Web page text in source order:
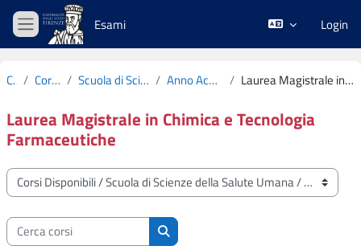
Vai al contenuto principale
Pannello laterale
Esami Login
Corsi Corsi Disponibili Scuola di Scienze della Salute Umana Anno Accademico 2024-2025 Laurea Magistrale in Chimica e Tecnologia Farmaceutiche
Laurea Magistrale in Chimica e Tecnologia
Farmaceutiche
Categorie di corso
Cerca corsi